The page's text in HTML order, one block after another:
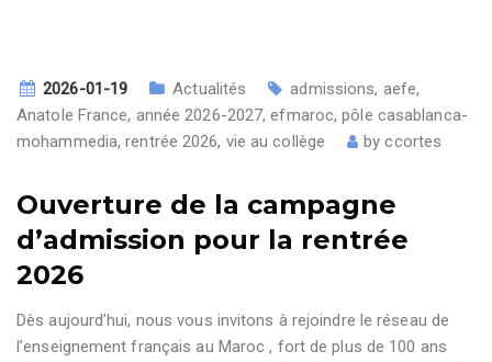
2026-01-19 Actualités admissions, aefe,
Anatole France, année 2026-2027,efmaroc,pôle casablanca-
mohammedia,rentrée 2026, vie au collège byccortes
Ouverture de la campagne
d’admission pour la rentrée
2026
Dès aujourd’hui, nous vous invitons à rejoindre le réseau de
l’enseignement français au Maroc , fort de plus de 100 ans